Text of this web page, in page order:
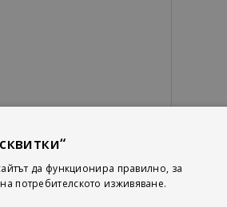
да функционира правилно, за
потребителското изживяване.